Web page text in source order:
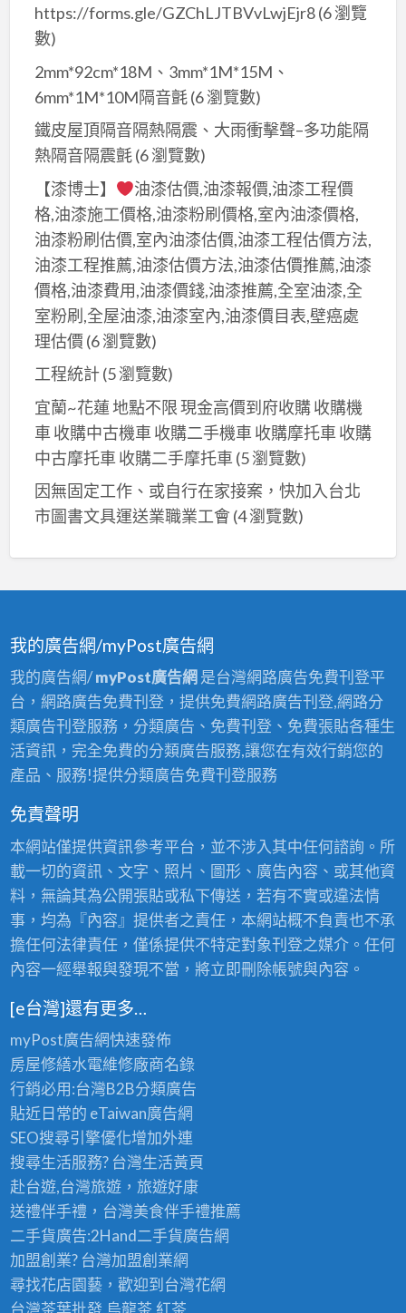
https://forms.gle/GZChLJTBVvLwjEjr8(6 瀏覽
數)
2mm*92cm*18M、3mm*1M*15M、
6mm*1M*10M隔音氈(6 瀏覽數)
鐵皮屋頂隔音隔熱隔震、大雨衝擊聲–多功能隔
熱隔音隔震氈(6 瀏覽數)
【漆博士】
油漆估價,油漆報價,油漆工程價
格,油漆施工價格,油漆粉刷價格,室內油漆價格,
油漆粉刷估價,室內油漆估價,油漆工程估價方法,
油漆工程推薦,油漆估價方法,油漆估價推薦,油漆
價格,油漆費用,油漆價錢,油漆推薦,全室油漆,全
室粉刷,全屋油漆,油漆室內,油漆價目表,壁癌處
理估價(6 瀏覽數)
工程統計(5 瀏覽數)
宜蘭~花蓮 地點不限 現金高價到府收購 收購機
車 收購中古機車 收購二手機車 收購摩托車 收購
中古摩托車 收購二手摩托車(5 瀏覽數)
因無固定工作、或自行在家接案，快加入台北
市圖書文具運送業職業工會 (4 瀏覽數)
我的廣告網/myPost廣告網
我的廣告網/myPost廣告網 是台灣網路廣告免費刊登平
台，網路廣告免費刊登，提供免費網路廣告刊登,網路分
類廣告刊登服務，分類廣告、免費刊登、免費張貼各種生
活資訊，完全免費的分類廣告服務,讓您在有效行銷您的
產品、服務!提供分類廣告免費刊登服務
免責聲明
本網站僅提供資訊參考平台，並不涉入其中任何諮詢。所
載一切的資訊、文字、照片、圖形、廣告內容、或其他資
料，無論其為公開張貼或私下傳送，若有不實或違法情
事，均為『內容』提供者之責任，本網站概不負責也不承
擔任何法律責任，僅係提供不特定對象刊登之媒介。任何
內容一經舉報與發現不當，將立即刪除帳號與內容。
[e台灣]還有更多…
myPost廣告網快速發佈
房屋修繕水電維修廠商名錄
行銷必用:台灣B2B分類廣告
貼近日常的 eTaiwan廣告網
SEO搜尋引擎優化增加外連
搜尋生活服務? 台灣生活黃頁
赴台遊,台灣旅遊，旅遊好康
送禮伴手禮，台灣美食伴手禮推薦
二手貨廣告:2Hand二手貨廣告網
加盟創業? 台灣加盟創業網
尋找花店園藝，歡迎到 台灣花網
台灣茶葉批發 ,烏龍茶,紅茶